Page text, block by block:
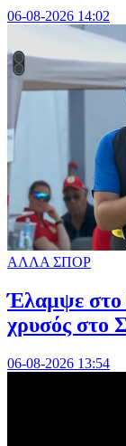
06-08-2026 14:02
ΑΛΛΑ ΣΠΟΡ
Έλαμψε στο
χρυσός στο
06-08-2026 13:54